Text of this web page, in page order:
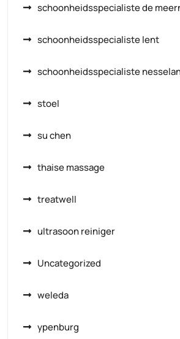
schoonheidsspecialiste de
schoonheidsspecialiste lent
schoonheidsspecialiste
stoel
su chen
thaise massage
treatwell
ultrasoon reiniger
Uncategorized
weleda
ypenburg